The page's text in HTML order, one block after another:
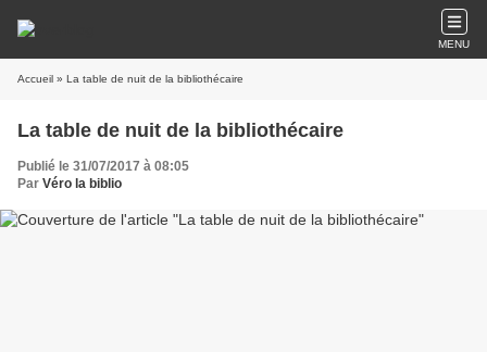
MENU
Accueil » La table de nuit de la bibliothécaire
La table de nuit de la bibliothécaire
Publié le 31/07/2017 à 08:05
Par Véro la biblio